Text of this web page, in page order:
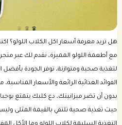
بكجات التوفير الشهرية للكلاب
باقات الرعاية الصحية للكلب
وجبات طبيعية مطبوخه للقطط
وجبات طبيعية نيء للقطط
بكجات التوفير الشهرية للقطط
باقات الرعاية الصحية للقطط
هل تريد معرفة أسعار اكل الكلاب اللولو؟
مع أطعمة اللولو المميزة، نقدم لك عبر
لتغذية صحية ومتوازنة، توفر الجودة بأفضل
الفوائد الغذائية الرائعة والأسعار
بدون أن تضر ميزانيتك، دع كلبك يتمتع
حيث تغذية صحية تلتقي بالقيمة المثلى